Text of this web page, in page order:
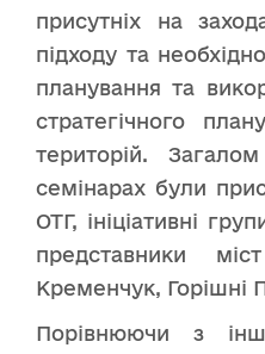
присутніх на
підходу та
планування та
стратегічного
територій.
семінарах були
ОТГ, ініціативні
представники
Кременчук, Горішні
Порівнюючи з